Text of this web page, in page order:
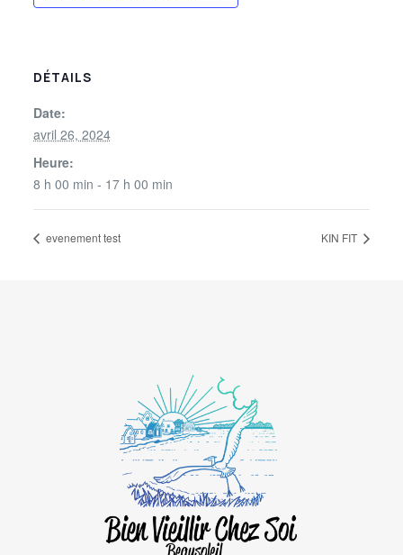
DÉTAILS
Date:
avril 26, 2024
Heure:
8 h 00 min - 17 h 00 min
evenement test KIN FIT